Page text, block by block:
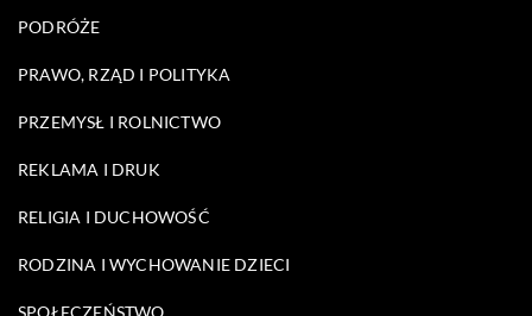
PODRÓŻE
PRAWO, RZĄD I POLITYKA
PRZEMYSŁ I ROLNICTWO
REKLAMA I DRUK
RELIGIA I DUCHOWOŚĆ
RODZINA I WYCHOWANIE DZIECI
SPOŁECZEŃSTWO